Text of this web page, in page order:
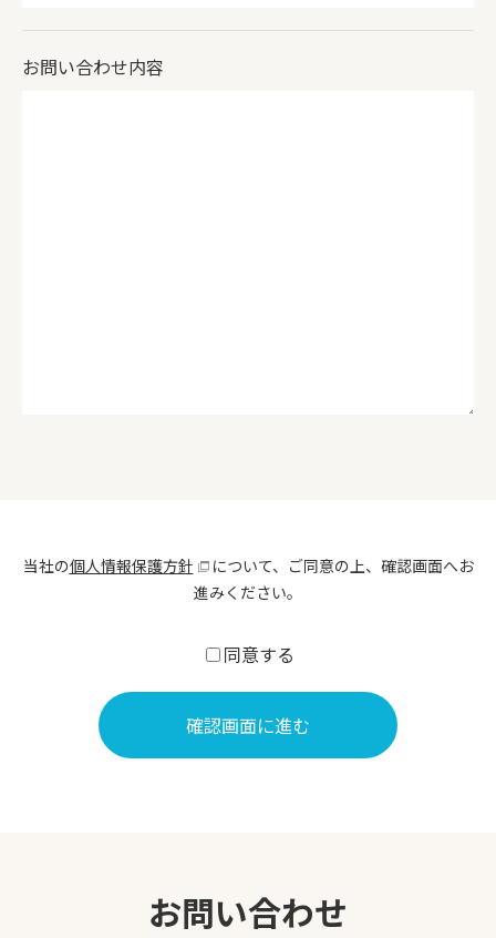
お問い合わせ内容
当社の個人情報保護方針
について、ご同意の上、確認画面へお
進みください。
同意する
お問い合わせ